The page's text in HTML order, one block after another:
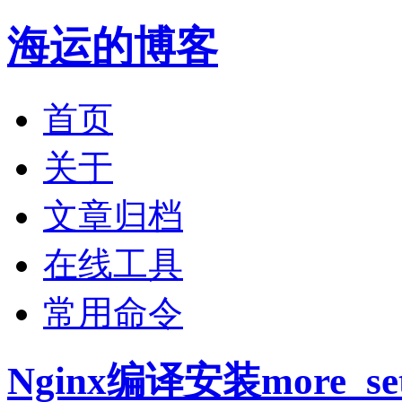
海运的博客
首页
关于
文章归档
在线工具
常用命令
Nginx编译安装